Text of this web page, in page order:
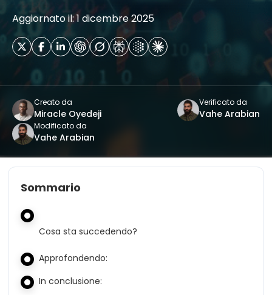
Aggiornato il: 1 dicembre 2025
Creato da
Miracle Oyedeji
Verificato da
Vahe Arabian
Modificato da
Vahe Arabian
Sommario
Cosa sta succedendo?
Approfondendo:
In conclusione: